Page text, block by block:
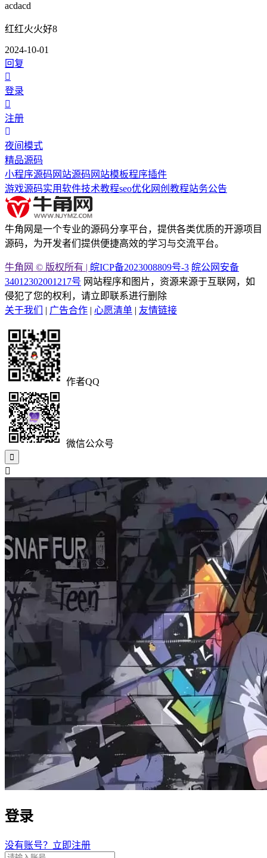
acdacd
红红火火好8
2024-10-01
回复
登录
注册
夜间模式
精品源码
小程序源码 网站源码 网站模板程序插件
游戏源码实用软件技术教程seo优化网创教程站务公告
牛角网是一个专业的源码分享平台，提供各类优质的开源项目
源码，为开发者们提供便捷高效的学习与交流平台。
牛角网 © 版权所有 | 皖ICP备2023008809号-3 皖公网安备
34012302001217号 网站程序和图片，资源来源于互联网，如
侵犯了您的权利，请立即联系进行删除
关于我们
| 广告合作 | 心愿清单 | 友情链接
作者QQ
微信公众号
登录
没有账号？立即注册